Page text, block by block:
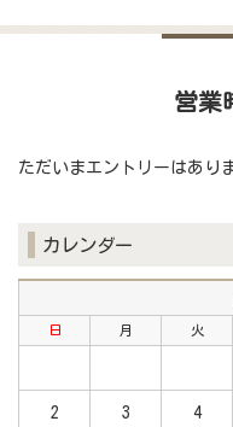
営業
ただいまエントリーはあり
カレンダー
日 月 火
2 3 4